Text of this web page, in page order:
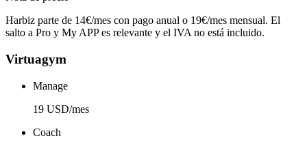
Harbiz parte de 14€/mes con pago anual o 19€/mes mensual. El
salto a Pro y My APP es relevante y el IVA no está incluido.
Virtuagym
Manage
19 USD/mes
Coach